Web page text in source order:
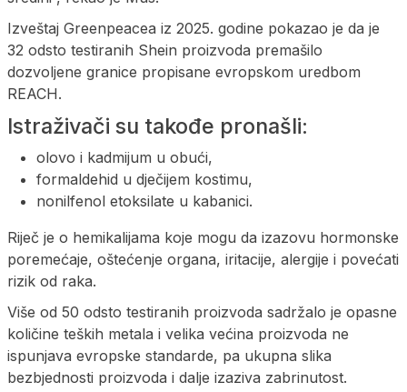
Izveštaj Greenpeacea iz 2025. godine pokazao je da je
32 odsto testiranih Shein proizvoda premašilo
dozvoljene granice propisane evropskom uredbom
REACH.
Istraživači su takođe pronašli:
olovo i kadmijum u obući,
formaldehid u dječijem kostimu,
nonilfenol etoksilate u kabanici.
Riječ je o hemikalijama koje mogu da izazovu hormonske
poremećaje, oštećenje organa, iritacije, alergije i povećati
rizik od raka.
Više od 50 odsto testiranih proizvoda sadržalo je opasne
količine teških metala i velika većina proizvoda ne
ispunjava evropske standarde, pa ukupna slika
bezbjednosti proizvoda i dalje izaziva zabrinutost.